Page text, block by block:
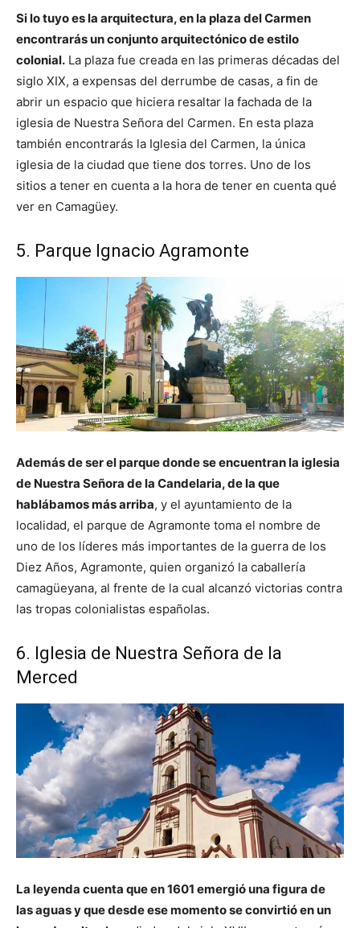
Si lo tuyo es la arquitectura, en la plaza del Carmen
encontrarás un conjunto arquitectónico de estilo
colonial. La plaza fue creada en las primeras décadas del
siglo XIX, a expensas del derrumbe de casas, a fin de
abrir un espacio que hiciera resaltar la fachada de la
iglesia de Nuestra Señora del Carmen. En esta plaza
también encontrarás la Iglesia del Carmen, la única
iglesia de la ciudad que tiene dos torres. Uno de los
sitios a tener en cuenta a la hora de tener en cuenta qué
ver en Camagüey.
5. Parque Ignacio Agramonte
Además de ser el parque donde se encuentran la iglesia
de Nuestra Señora de la Candelaria, de la que
hablábamos más arriba, y el ayuntamiento de la
localidad, el parque de Agramonte toma el nombre de
uno de los líderes más importantes de la guerra de los
Diez Años, Agramonte, quien organizó la caballería
camagüeyana, al frente de la cual alcanzó victorias contra
las tropas colonialistas españolas.
6. Iglesia de Nuestra Señora de la
Merced
La leyenda cuenta que en 1601 emergió una figura de
las aguas y que desde ese momento se convirtió en un